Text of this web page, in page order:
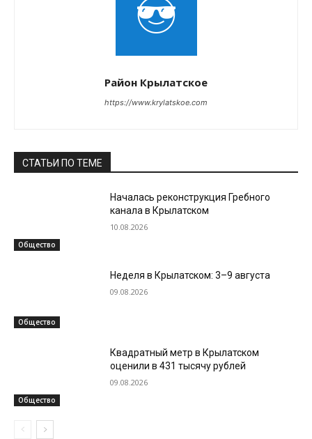
Район Крылатское
https://www.krylatskoe.com
СТАТЬИ ПО ТЕМЕ
Общество
Началась реконструкция Гребного
канала в Крылатском
10.08.2026
Общество
Неделя в Крылатском: 3–9 августа
09.08.2026
Общество
Квадратный метр в Крылатском
оценили в 431 тысячу рублей
09.08.2026